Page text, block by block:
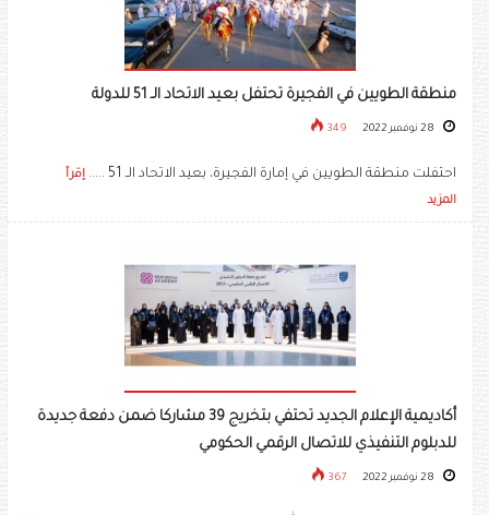
منطقة الطويين في الفجيرة تحتفل بعيد الاتحاد الـ 51 للدولة
349
احتفلت منطقة الطويين في إمارة الفجيرة، بعيد الاتحاد الـ 51 .....
إقرأ
المزيد
أكاديمية الإعلام الجديد تحتفي بتخريج 39 مشاركا ضمن دفعة جديدة
للدبلوم التنفيذي للاتصال الرقمي الحكومي
367